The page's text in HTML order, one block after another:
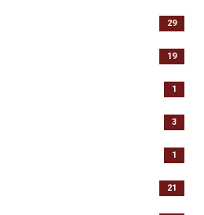
29
19
1
3
1
21